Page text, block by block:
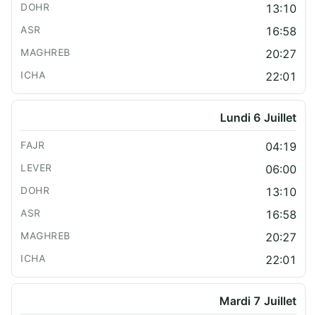
13:10
16:58
20:27
22:01
Lundi 6 Juillet
04:19
06:00
13:10
16:58
20:27
22:01
Mardi 7 Juillet